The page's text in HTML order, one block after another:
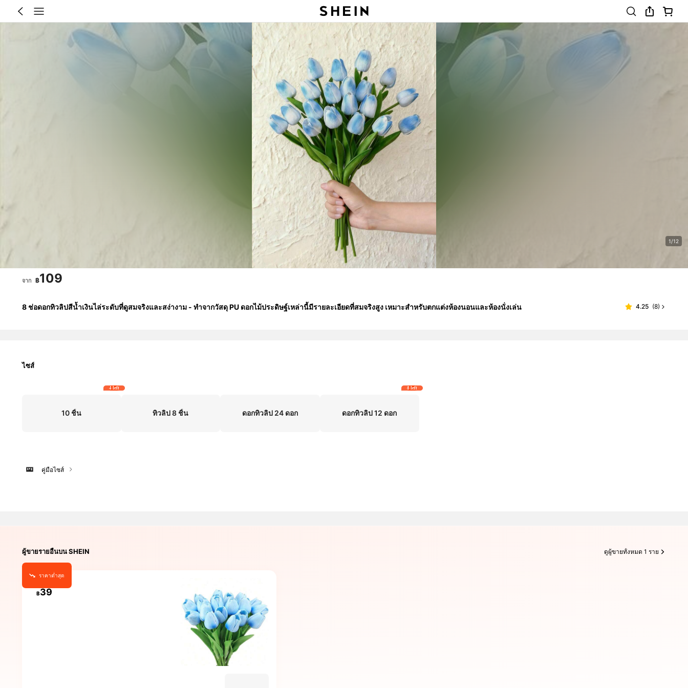
1/12
จาก ฿109
8 ช่อดอกทิวลิปสีน้ำเงินไล่ระดับที่ดูสมจริงและสง่างาม - ทำจากวัสดุ PU ดอกไม้ประดิษฐ์เหล่านี้มีรายละเอียดที่สมจริงสูง เหมาะสำหรับตกแต่งห้องนอนและห้องนั่งเล่น 4.25 (8)
ไซส์
10 ชิ้น
4 left
ทิวลิป 8 ชิ้น ดอกทิวลิป 24 ดอก ดอกทิวลิป 12 ดอก
8 left
คู่มือไซส์
ผู้ขายรายอื่นบน SHEIN ดูผู้ขายทั้งหมด 1 ราย
ราคาต่ำสุด
฿39